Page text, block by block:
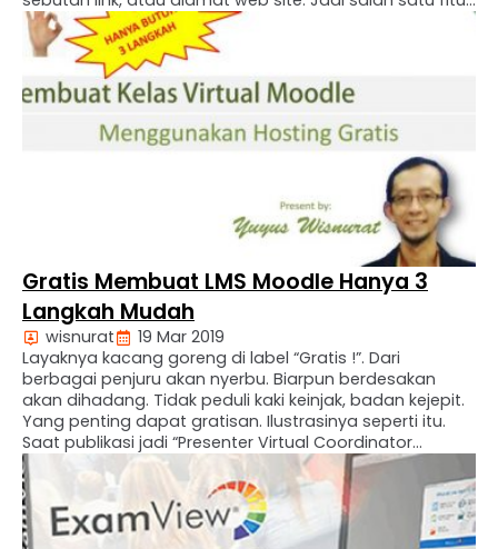
yang tersedia dalam platform LMS Moodle adalah
memberikan tautann / link sumber belajar. Guru, bisa
mengabil sumber belajar …
Gratis Membuat LMS Moodle Hanya 3
Langkah Mudah
wisnurat
19 Mar 2019
Layaknya kacang goreng di label “Gratis !”. Dari
berbagai penjuru akan nyerbu. Biarpun berdesakan
akan dihadang. Tidak peduli kaki keinjak, badan kejepit.
Yang penting dapat gratisan. Ilustrasinya seperti itu.
Saat publikasi jadi “Presenter Virtual Coordinator
Training” yang diselenggarakan Seamolec. Pasalanya
judul yang diangkat saat itu “Membuat Kelas Virtual
Menggunakan Moodle dengan Hosting
Gratis”. Sepertinya, kata “gratis” …